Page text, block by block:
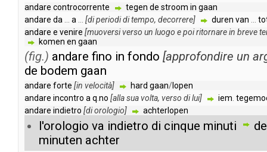
andare controcorrente tegen de stroom in gaan
andare da a [diperiodiditempo, decorrere] duren van
andare e venire [muoversiverso un luogo epoiritornarein breve
komen en gaan
(fig.) andare fino in fondo [approfondire un
de bodem gaan
andare forte [in velocità] hard gaan/lopen
andare incontro a q no [allasuavolta, verso dilui] iem
andare indietro [diorologio] achterlopen
l'orologio va indietro di cinque minuti
de
minuten achter